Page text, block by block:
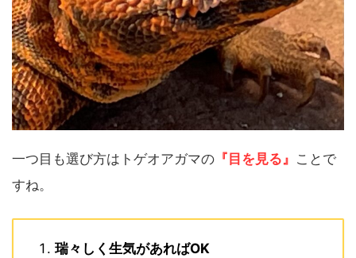
一つ目も選び方はトゲオアガマの 『目を見る』 ことで
すね。
瑞々しく生気があればOK